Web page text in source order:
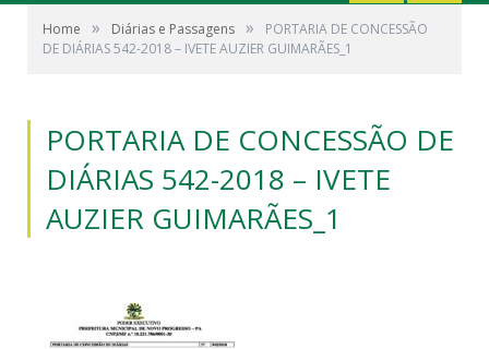
Home » Diárias e Passagens »
PORTARIA DE CONCESSÃO
DE DIÁRIAS 542-2018 – IVETE AUZIER GUIMARÃES_1
PORTARIA DE CONCESSÃO DE
DIÁRIAS 542-2018 – IVETE
AUZIER GUIMARÃES_1